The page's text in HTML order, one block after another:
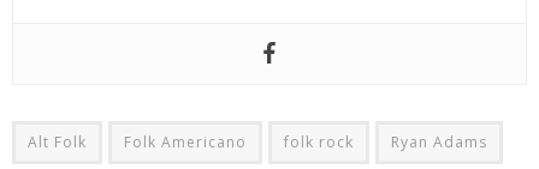
Alt Folk Folk Americano folk rock Ryan Adams